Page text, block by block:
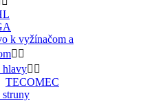
k vyžínačom a
 
hlavy 
TECOMEC
struny